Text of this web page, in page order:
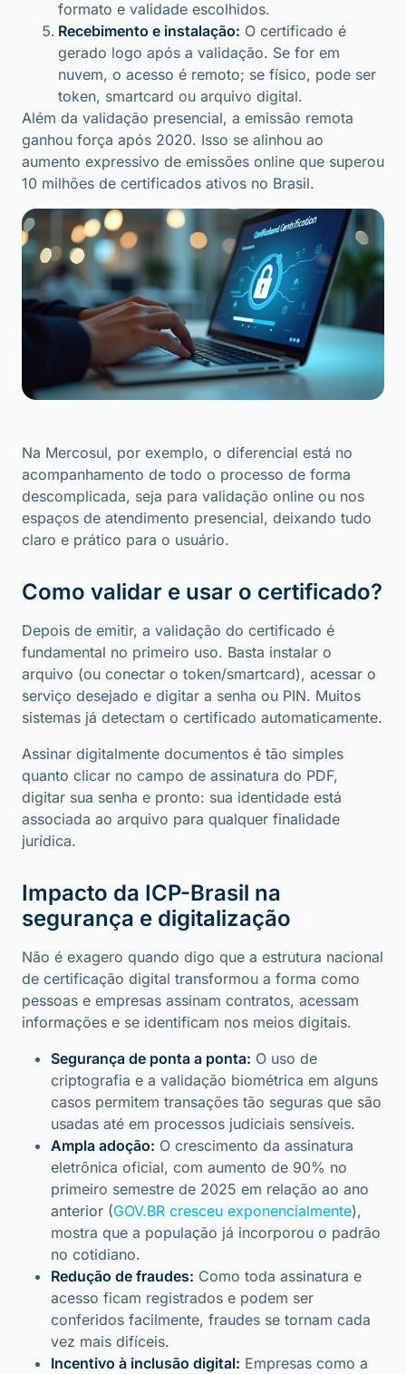
formato e validade escolhidos.
Recebimento e instalação: O certificado é
gerado logo após a validação. Se for em
nuvem, o acesso é remoto; se físico, pode ser
token, smartcard ou arquivo digital.
Além da validação presencial, a emissão remota
ganhou força após 2020. Isso se alinhou ao
aumento expressivo de emissões online que superou
10 milhões de certificados ativos no Brasil.
Na Mercosul, por exemplo, o diferencial está no
acompanhamento de todo o processo de forma
descomplicada, seja para validação online ou nos
espaços de atendimento presencial, deixando tudo
claro e prático para o usuário.
Como validar e usar o certificado?
Depois de emitir, a validação do certificado é
fundamental no primeiro uso. Basta instalar o
arquivo (ou conectar o token/smartcard), acessar o
serviço desejado e digitar a senha ou PIN. Muitos
sistemas já detectam o certificado automaticamente.
Assinar digitalmente documentos é tão simples
quanto clicar no campo de assinatura do PDF,
digitar sua senha e pronto: sua identidade está
associada ao arquivo para qualquer finalidade
jurídica.
Impacto da ICP-Brasil na
segurança e digitalização
Não é exagero quando digo que a estrutura nacional
de certificação digital transformou a forma como
pessoas e empresas assinam contratos, acessam
informações e se identificam nos meios digitais.
Segurança de ponta a ponta: O uso de
criptografia e a validação biométrica em alguns
casos permitem transações tão seguras que são
usadas até em processos judiciais sensíveis.
Ampla adoção: O crescimento da assinatura
eletrônica oficial, com aumento de 90% no
primeiro semestre de 2025 em relação ao ano
anterior (GOV.BR cresceu exponencialmente),
mostra que a população já incorporou o padrão
no cotidiano.
Redução de fraudes: Como toda assinatura e
acesso ficam registrados e podem ser
conferidos facilmente, fraudes se tornam cada
vez mais difíceis.
Incentivo à inclusão digital: Empresas como a